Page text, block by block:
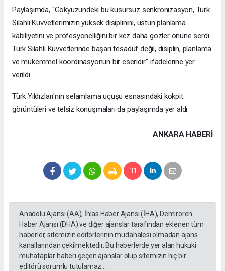
Paylaşımda, "Gökyüzündeki bu kusursuz senkronizasyon, Türk
Silahlı Kuvvetlerimizin yüksek disiplinini, üstün planlama
kabiliyetini ve profesyonelliğini bir kez daha gözler önüne serdi.
Türk Silahlı Kuvvetlerinde başarı tesadüf değil, disiplin, planlama
ve mükemmel koordinasyonun bir eseridir." ifadelerine yer
verildi.
Türk Yıldızları'nın selamlama uçuşu esnasındaki kokpit
görüntüleri ve telsiz konuşmaları da paylaşımda yer aldı.
ANKARA HABERİ
Anadolu Ajansı (AA), İhlas Haber Ajansı (İHA), Demirören
Haber Ajansı (DHA) ve diğer ajanslar tarafından eklenen tüm
haberler, sitemizin editörlerinin müdahalesi olmadan ajans
kanallarından çekilmektedir. Bu haberlerde yer alan hukuki
muhataplar haberi geçen ajanslar olup sitemizin hiç bir
editörü sorumlu tutulamaz...